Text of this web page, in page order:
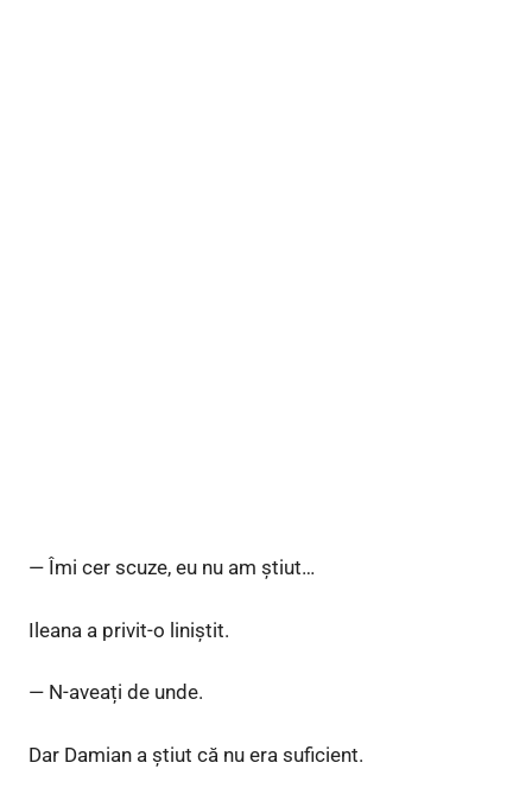
— Îmi cer scuze, eu nu am știut…
Ileana a privit-o liniștit.
— N-aveați de unde.
Dar Damian a știut că nu era suficient.